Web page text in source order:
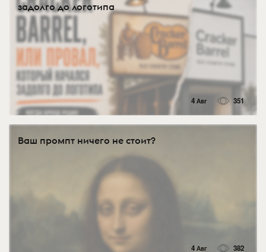
задолго до логотипа
4 Авг 351
Ваш промпт ничего не стоит?
4 Авг 382